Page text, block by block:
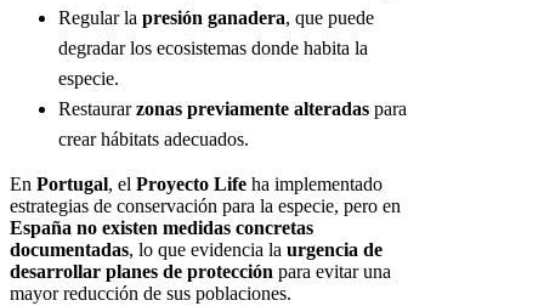
Regular la presión ganadera, que puede
degradar los ecosistemas donde habita la
especie.
Restaurarzonas previamente alteradas para
crear hábitats adecuados.
En Portugal, el Proyecto Life ha implementado
estrategias de conservación para la especie, pero en
España no existen medidas concretas
documentadas, lo que evidencia la urgencia de
desarrollar planes de protección para evitar una
mayor reducción de sus poblaciones.